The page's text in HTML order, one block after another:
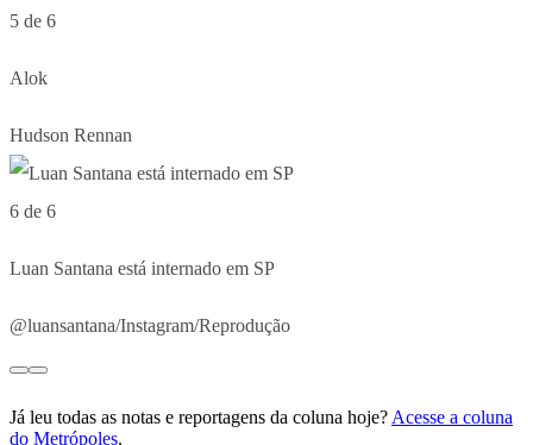
5 de 6
Alok
Hudson Rennan
6 de 6
Luan Santana está internado em SP
@luansantana/Instagram/Reprodução
Já leu todas as notas e reportagens da coluna hoje? Acesse a coluna
do Metrópoles.